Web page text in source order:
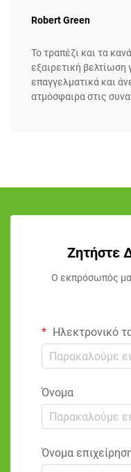
Robert Green
Το τραπέζι και τα
εξαιρετική βελτίωση
επαγγελματικά και
ατμόσφαιρα στις
Ζητήστε
Ο εκπρόσωπός
Ηλεκτρονικό
Όνομα
Όνομα